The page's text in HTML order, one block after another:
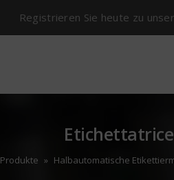
Registrieren Sie heute zu
Etichettatrice
Produkte » Halbautomatische